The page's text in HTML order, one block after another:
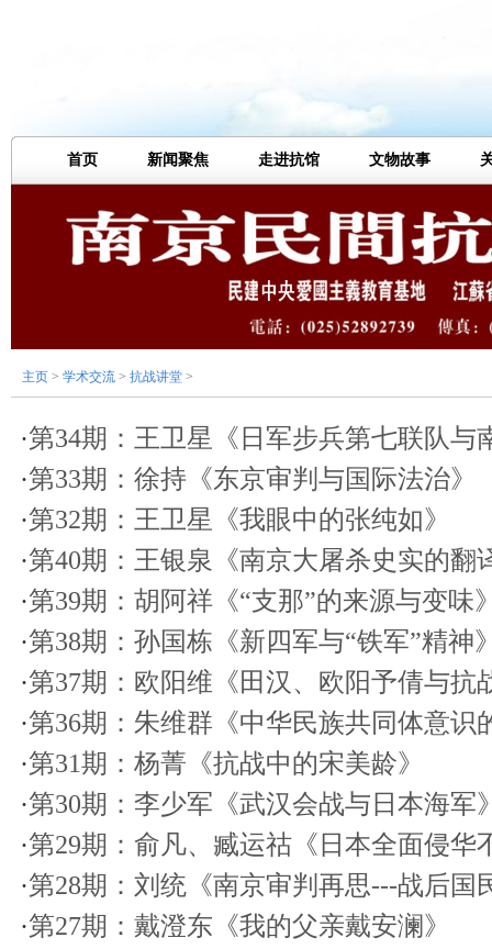
首页 新闻聚焦 走进抗馆 文物故事
主页 > 学术交流 > 抗战讲堂 >
·第34期：王卫星《日军步兵第七联队与
·第33期：徐持《东京审判与国际法治》
·第32期：王卫星《我眼中的张纯如》
·第40期：王银泉《南京大屠杀史实的翻
·第39期：胡阿祥《“支那”的来源与变味
·第38期：孙国栋《新四军与“铁军”精神
·第37期：欧阳维《田汉、欧阳予倩与抗
·第36期：朱维群《中华民族共同体意识
·第31期：杨菁《抗战中的宋美龄》
·第30期：李少军《武汉会战与日本海军
·第29期：俞凡、臧运祜《日本全面侵华
·第28期：刘统《南京审判再思---战后国
·第27期：戴澄东《我的父亲戴安澜》